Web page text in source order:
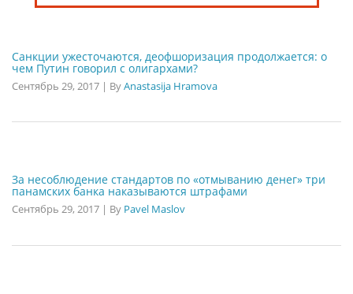
Санкции ужесточаются, деофшоризация продолжается: о
чем Путин говорил с олигархами?
Сентябрь 29, 2017 | ByAnastasija Hramova
За несоблюдение стандартов по «отмыванию денег» три
панамских банка наказываются штрафами
Сентябрь 29, 2017 | By Pavel Maslov